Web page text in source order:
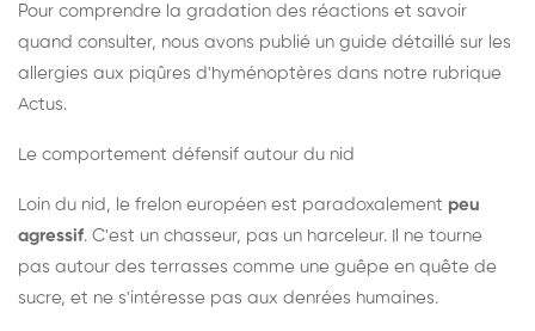
Pour comprendre la gradation des réactions et savoir
quand consulter, nous avons publié un guide détaillé sur les
allergies aux piqûres d'hyménoptères dans notre rubrique
Actus.
Le comportement défensif autour du nid
Loin du nid, le frelon européen est paradoxalement peu
agressif. C'est un chasseur, pas un harceleur. Il ne tourne
pas autour des terrasses comme une guêpe en quête de
sucre, et ne s'intéresse pas aux denrées humaines.